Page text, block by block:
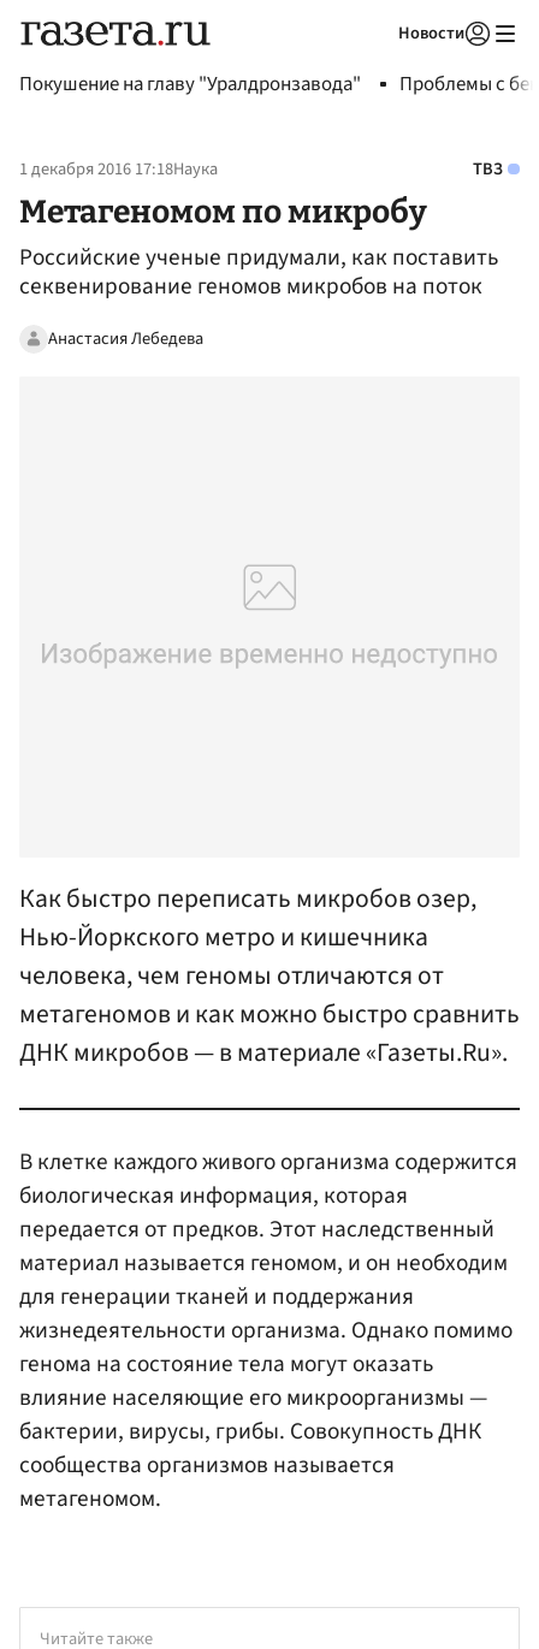
Новости
Покушение на главу "Уралдронзавода" Проблемы с
1 декабря 2016 17:18Наука ТВЗ
Метагеномом по микробу
Российские ученые придумали, как поставить
секвенирование геномов микробов на поток
Анастасия Лебедева
Как быстро переписать микробов озер,
Нью-Йоркского метро и кишечника
человека, чем геномы отличаются от
метагеномов и как можно быстро сравнить
ДНК микробов — в материале «Газеты.Ru».
В клетке каждого живого организма содержится
биологическая информация, которая
передается от предков. Этот наследственный
материал называется геномом, и он необходим
для генерации тканей и поддержания
жизнедеятельности организма. Однако помимо
генома на состояние тела могут оказать
влияние населяющие его микроорганизмы —
бактерии, вирусы, грибы. Совокупность ДНК
сообщества организмов называется
метагеномом.
Читайте также